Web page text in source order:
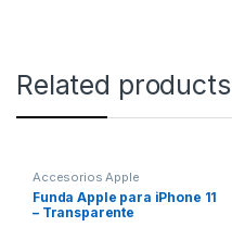
Related products
Accesorios Apple
Funda Apple para iPhone 11
– Transparente